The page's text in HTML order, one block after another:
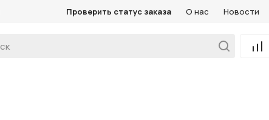
Проверить статус заказа О нас Новости